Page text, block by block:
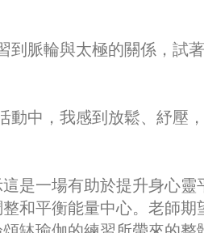
到脈輪與太極的關係，試
中，我感到放鬆、紓壓
是一場有助於提升身心靈
和平衡能量中心。老師期